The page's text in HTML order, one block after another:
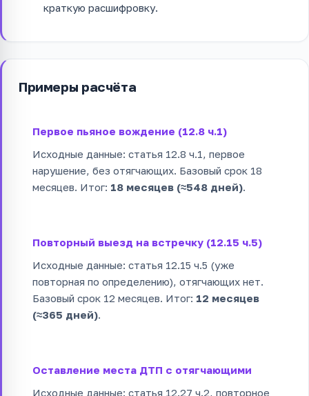
краткую расшифровку.
Примеры расчёта
Первое пьяное вождение (12.8 ч.1)
Исходные данные: статья 12.8 ч.1, первое
нарушение, без отягчающих. Базовый срок 18
месяцев. Итог: 18 месяцев (≈548 дней).
Повторный выезд на встречку (12.15 ч.5)
Исходные данные: статья 12.15 ч.5 (уже
повторная по определению), отягчающих нет.
Базовый срок 12 месяцев. Итог: 12 месяцев
(≈365 дней).
Оставление места ДТП с отягчающими
Исходные данные: статья 12.27 ч.2, повторное